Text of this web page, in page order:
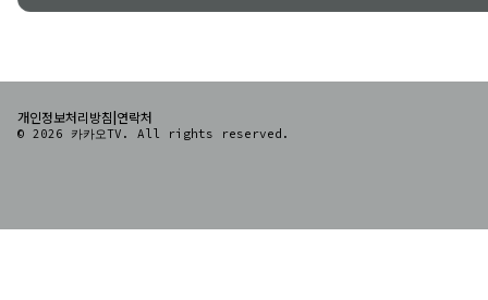
개인정보처리방침 연락처
© 2026 카카오TV. All rights reserved.